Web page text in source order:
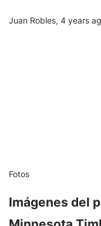
Juan Robles, 4 years
Fotos
Imágenes del